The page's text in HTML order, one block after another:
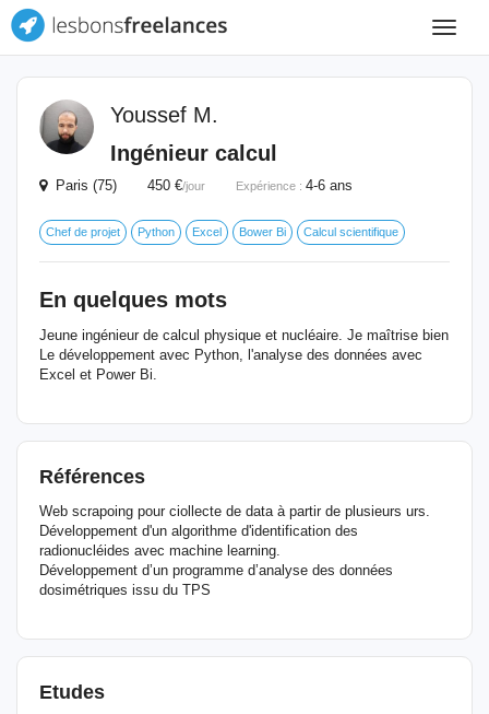
Toggle
Youssef M.
Ingénieur calcul
Paris (75) 450 €/jour Expérience : 4-6 ans
Chef de projet Python Excel Bower Bi Calcul scientifique
En quelques mots
Jeune ingénieur de calcul physique et nucléaire. Je maîtrise bien
Le développement avec Python, l'analyse des données avec
Excel et Power Bi.
Références
Web scrapoing pour ciollecte de data à partir de plusieurs urs.
Développement d'un algorithme d'identification des
radionucléides avec machine learning.
Développement d’un programme d’analyse des données
dosimétriques issu du TPS
Etudes